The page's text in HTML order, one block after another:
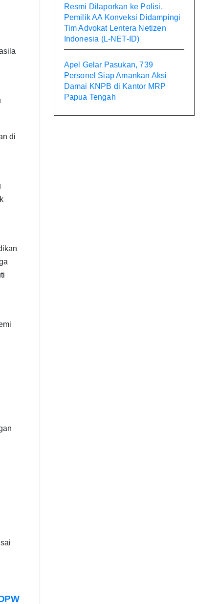
di
Resmi Dilaporkan ke Polisi,
Pemilik AA Konveksi Didampingi
Tim Advokat Lentera Netizen
Indonesia (L-NET-ID)
Apel Gelar Pasukan, 739
Personel Siap Amankan Aksi
Damai KNPB di Kantor MRP
Papua Tengah